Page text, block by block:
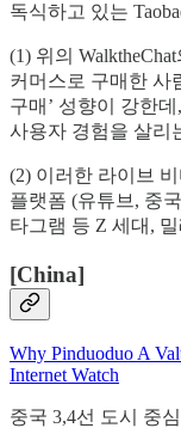
독식하고 있는
(1) 위의
커머스로 구매한 사
구매’ 성향이 강한
사용자 경험을 살리
(2) 이러한 라이브
플랫폼 (유튜브, 중
타그램 등 Z 세대,
[China]
Why Pinduoduo A
Internet Watch
중국 3,4선 도시 중